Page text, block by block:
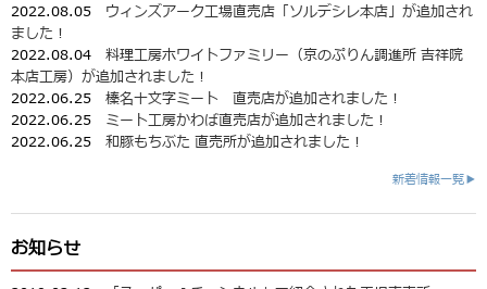
2022.08.05 ウィンズアーク工場直売店「ソルデシレ本店」が追加され
ました！
2022.08.04 料理工房ホワイトファミリー（京のぷりん調進所 吉祥院
本店工房）が追加されました！
2022.06.25 榛名十文字ミート 直売店が追加されました！
2022.06.25 ミート工房かわば直売店が追加されました！
2022.06.25 和豚もちぶた 直売所が追加されました！
新着情報一覧▶
お知らせ